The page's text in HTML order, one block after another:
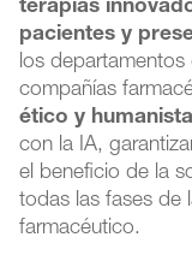
terapias
pacientes y
los departamentos
compañías
ético y humanista
con la IA,
el beneficio de la
todas las fases de
farmacéutico.